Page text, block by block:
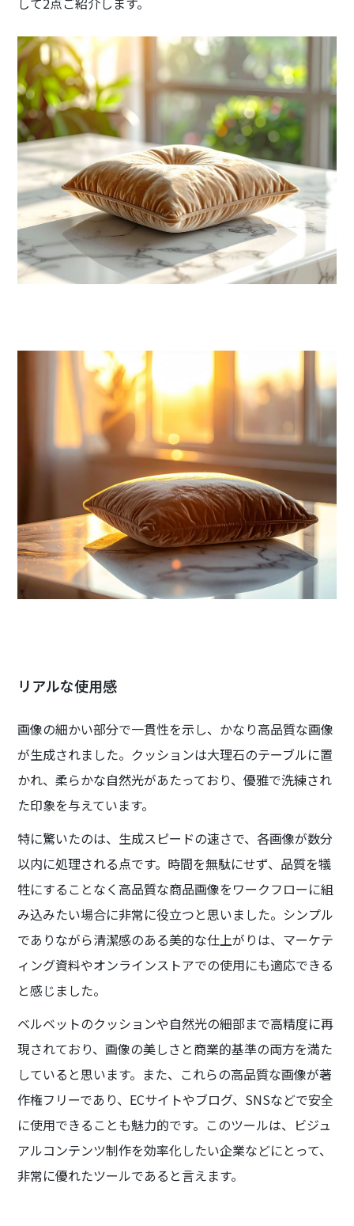
リアルな使用感
画像の細かい部分で一貫性を示し、かなり高品質な画像
が生成されました。クッションは大理石のテーブルに置
かれ、柔らかな自然光があたっており、優雅で洗練され
た印象を与えています。
特に驚いたのは、生成スピードの速さで、各画像が数分
以内に処理される点です。時間を無駄にせず、品質を犠
牲にすることなく高品質な商品画像をワークフローに組
み込みたい場合に非常に役立つと思いました。シンプル
でありながら清潔感のある美的な仕上がりは、マーケテ
ィング資料やオンラインストアでの使用にも適応できる
と感じました。
ベルベットのクッションや自然光の細部まで高精度に再
現されており、画像の美しさと商業的基準の両方を満た
していると思います。また、これらの高品質な画像が著
作権フリーであり、ECサイトやブログ、SNSなどで安全
に使用できることも魅力的です。このツールは、ビジュ
アルコンテンツ制作を効率化したい企業などにとって、
非常に優れたツールであると言えます。